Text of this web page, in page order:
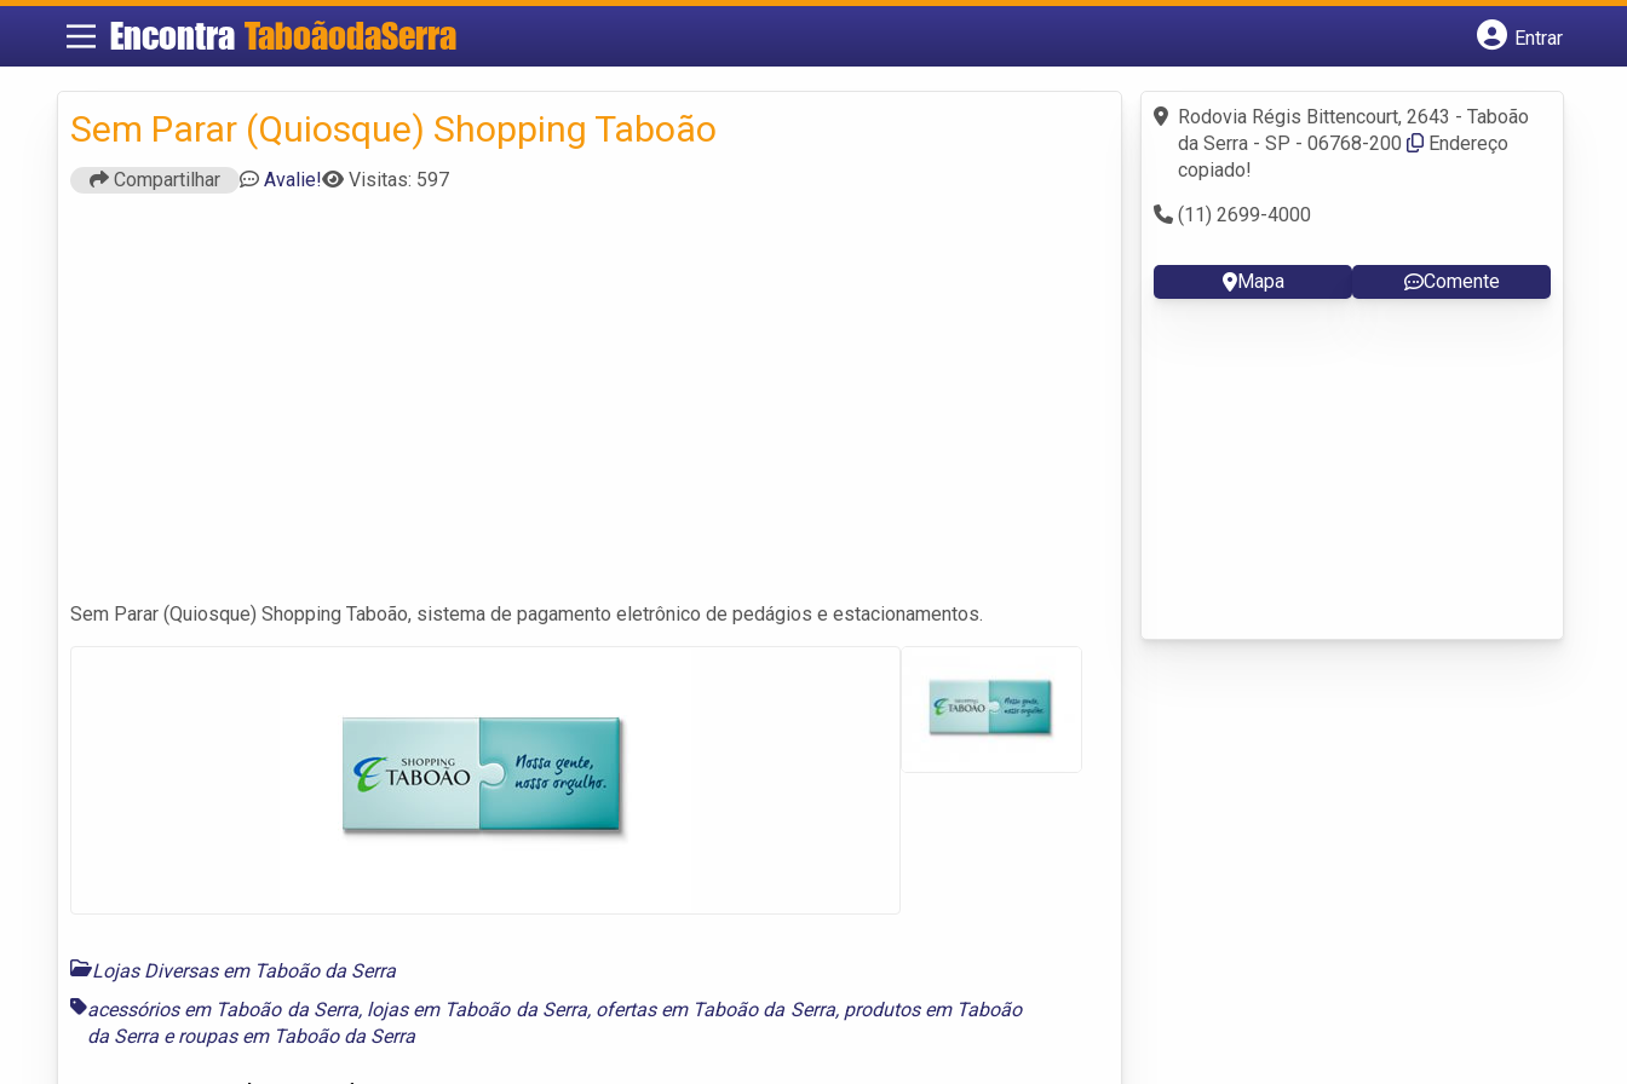
Encontra TaboãodaSerra
Entrar
Fazer login
Criar conta
Sem Parar (Quiosque) Shopping Taboão
Compartilhar Avalie! Visitas: 597
Sem Parar (Quiosque) Shopping Taboão, sistema de pagamento eletrônico de pedágios e estacionamentos.
Lojas Diversas em Taboão da Serra
acessórios em Taboão da Serra, lojas em Taboão da Serra, ofertas em Taboão da Serra, produtos em Taboão
da Serra eroupas em Taboão da Serra
Rodovia Régis Bittencourt, 2643 - Taboão
da Serra - SP - 06768-200
Endereço
copiado!
(11) 2699-4000
Mapa Comente